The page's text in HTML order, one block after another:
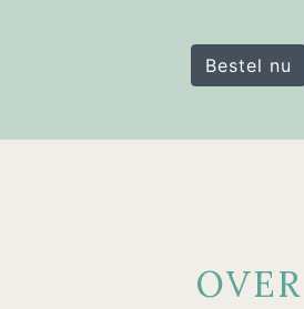
Bestel nu
OVER